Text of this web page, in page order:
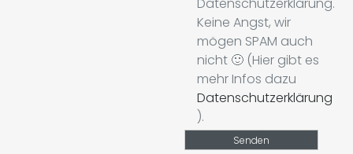
Keine Angst, wir
mögen SPAM auch
nicht 🙂 (Hier gibt es
mehr Infos dazu
Datenschutzerklärung
).